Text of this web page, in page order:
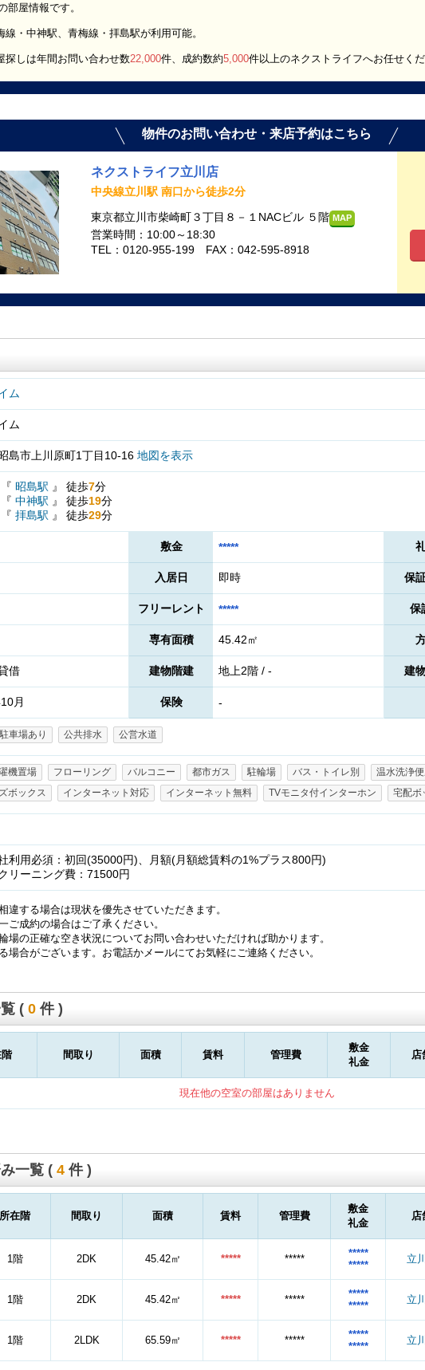
部屋情報です。
・中神駅、青梅線・拝島駅が利用可能。
探しは年間お問い合わせ数22,000件、成約数約5,000件以上のネクストライフへお任せくだ
物件のお問い合わせ・来店予約はこちら
ネクストライフ立川店
中央線立川駅 南口から徒歩2分
東京都立川市柴崎町３丁目８－１NACビル ５階 MAP
営業時間：10:00～18:30
TEL：0120-955-199 FAX：042-595-8918
ム
ム
島市上川原町1丁目10-16 地図を表示
『 昭島駅 』 徒歩7分
『 中神駅 』 徒歩19分
『 拝島駅 』 徒歩29分
敷金 *****
入居日 即時 保
フリーレント ***** 保
専有面積 45.42㎡
借 建物階建 地上2階 / - 建
月 保険 -
駐車場あり 公共排水 公営水道
機置場 フローリング バルコニー 都市ガス 駐輪場 バス・トイレ別 温水洗浄
ボックス
インターネット対応 インターネット無料 TVモニタ付インターホン 宅配ボ
利用必須：初回(35000円)、月額(月額総賃料の1%プラス800円)
リーニング費：71500円
する場合は現状を優先させていただきます。
成約の場合はご了承ください。
場の正確な空き状況についてお問い合わせいただければ助かります。
場合がございます。お電話かメールにてお気軽にご連絡ください。
( 0 件 )
間取り 面積 賃料 管理費
敷金
礼金
店
現在他の空室の部屋はありません
一覧 ( 4 件 )
所在階 間取り 面積 賃料 管理費
敷金
礼金
店
1階 2DK 45.42㎡ ***** *****
*****
*****
立
1階 2DK 45.42㎡ ***** *****
*****
*****
立
1階 2LDK 65.59㎡ ***** *****
*****
*****
立